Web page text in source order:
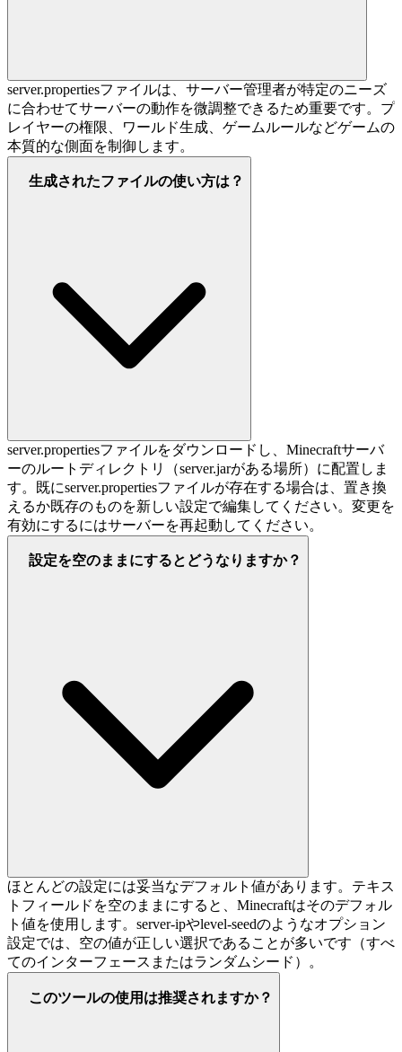
server.propertiesファイルは、サーバー管理者が特定のニーズ
に合わせてサーバーの動作を微調整できるため重要です。プ
レイヤーの権限、ワールド生成、ゲームルールなどゲームの
本質的な側面を制御します。
生成されたファイルの使い方は？
server.propertiesファイルをダウンロードし、Minecraftサーバ
ーのルートディレクトリ（server.jarがある場所）に配置しま
す。既にserver.propertiesファイルが存在する場合は、置き換
えるか既存のものを新しい設定で編集してください。変更を
有効にするにはサーバーを再起動してください。
設定を空のままにするとどうなりますか？
ほとんどの設定には妥当なデフォルト値があります。テキス
トフィールドを空のままにすると、Minecraftはそのデフォル
ト値を使用します。server-ipやlevel-seedのようなオプション
設定では、空の値が正しい選択であることが多いです（すべ
てのインターフェースまたはランダムシード）。
このツールの使用は推奨されますか？